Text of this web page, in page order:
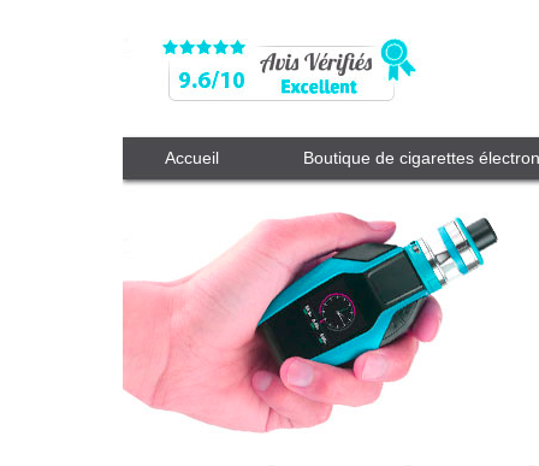
Accueil Boutique de cigarettes